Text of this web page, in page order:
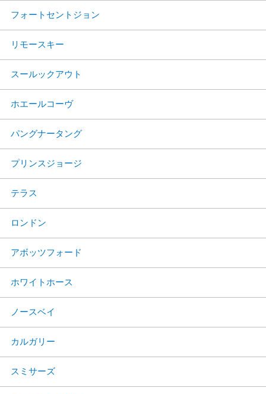
フォートセントジョン
リモースキー
スールックアウト
ホエールコーヴ
パングナータング
プリンスジョージ
テラス
ロンドン
アボッツフォード
ホワイトホース
ノースベイ
カルガリー
スミサーズ